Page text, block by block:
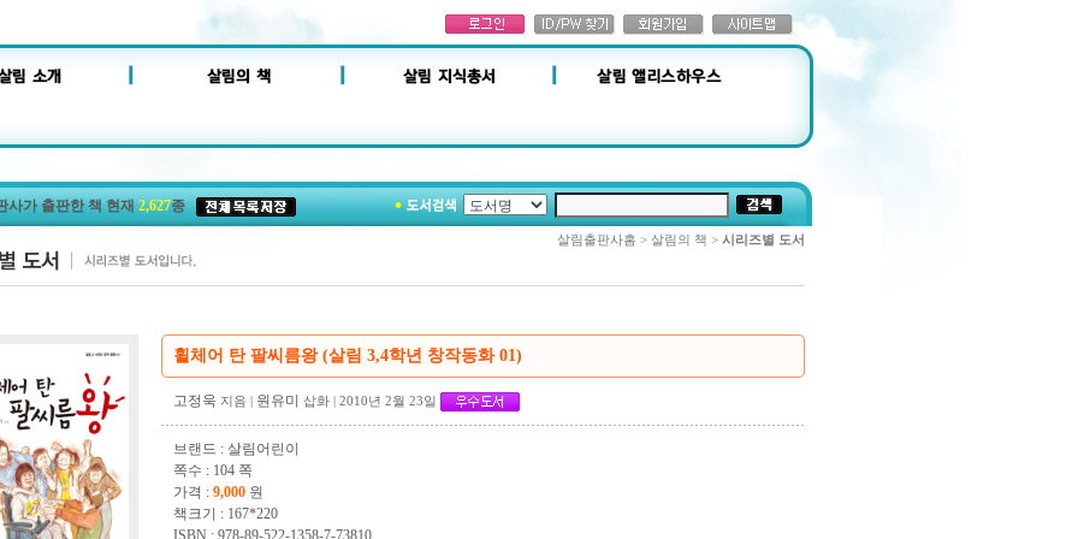
사가 출판한 책 현재2,627종
살림출판사홈 > 살림의 책 > 시리즈별 도서
휠체어 탄 팔씨름왕 (살림 3,4학년 창작동화 01)
고정욱 지음 | 원유미 삽화 | 2010년 2월 23일
브랜드 : 살림어린이
쪽수 : 104 쪽
가격 : 9,000원
책크기 : 167*220
ISBN : 978-89-522-1358-7-73810